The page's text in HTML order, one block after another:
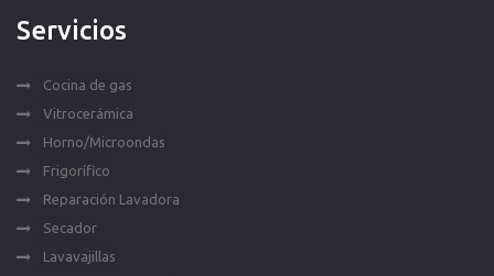
Servicios
Cocina de gas
Vitrocerámica
Horno/Microondas
Frigorífico
Reparación Lavadora
Secador
Lavavajillas